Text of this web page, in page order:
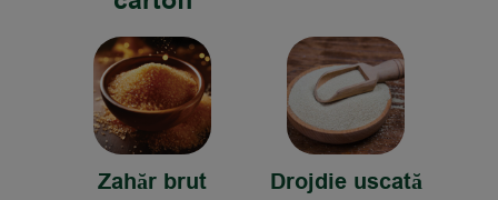
Zahăr brut
Drojdie uscată